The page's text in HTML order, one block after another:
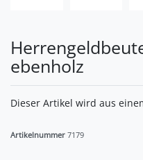
ebenholz
Dieser Artikel wird aus
Artikelnummer 7179